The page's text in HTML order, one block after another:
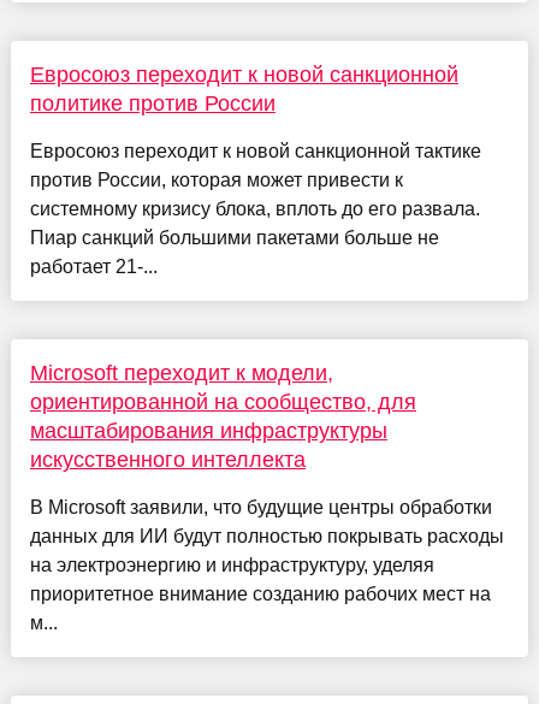
Евросоюз переходит к новой санкционной
политике против России
Евросоюз переходит к новой санкционной тактике
против России, которая может привести к
системному кризису блока, вплоть до его развала.
Пиар санкций большими пакетами больше не
работает 21-...
Microsoft переходит к модели,
ориентированной на сообщество, для
масштабирования инфраструктуры
искусственного интеллекта
В Microsoft заявили, что будущие центры обработки
данных для ИИ будут полностью покрывать расходы
на электроэнергию и инфраструктуру, уделяя
приоритетное внимание созданию рабочих мест на
м...